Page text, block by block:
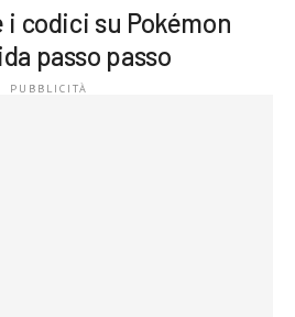
codici su Pokémon
passo passo